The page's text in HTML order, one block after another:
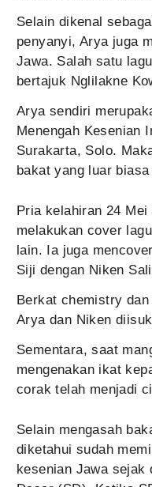
Selain dikenal
penyanyi, Arya juga
Jawa. Salah satu
bertajuk Nglilakne
Arya sendiri
Menengah Kesenian
Surakarta, Solo.
bakat yang luar
Pria kelahiran 24
melakukan cover
lain. Ia juga
Siji dengan Niken
Berkat chemistry
Arya dan Niken
Sementara, saat
mengenakan ikat
corak telah menjadi
Selain mengasah
diketahui sudah
kesenian Jawa sejak